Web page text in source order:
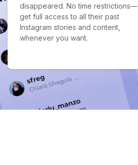
disappeared. No time restrictions—
get full access to all their past
Instagram stories and content,
whenever you want.